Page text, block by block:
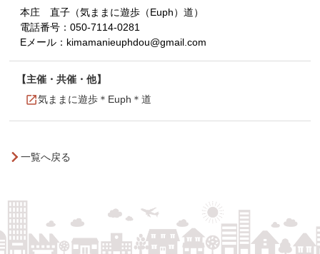
本庄 直子（気ままに遊歩（Euph）道）
電話番号：050-7114-0281
Eメール： kimamanieuphdou@gmail.com
主催・共催・他
気ままに遊歩＊Euph＊道
一覧へ戻る